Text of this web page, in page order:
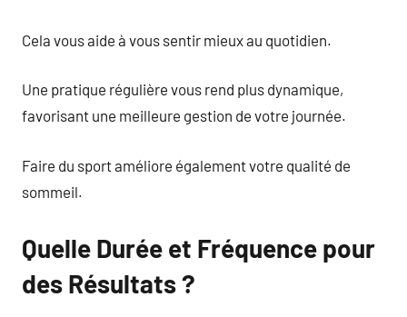
Cela vous aide à vous sentir mieux au quotidien.
Une pratique régulière vous rend plus dynamique,
favorisant une meilleure gestion de votre journée.
Faire du sport améliore également votre qualité de
sommeil.
Quelle Durée et Fréquence pour
des Résultats ?